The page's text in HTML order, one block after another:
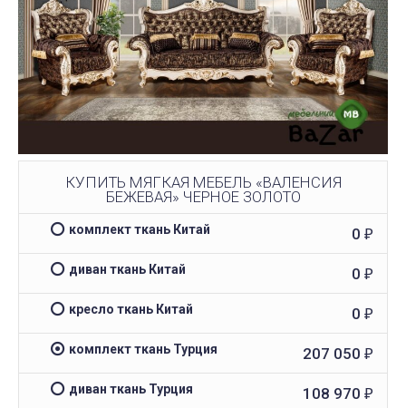
КУПИТЬ МЯГКАЯ МЕБЕЛЬ «ВАЛЕНСИЯ
БЕЖЕВАЯ» ЧЕРНОЕ ЗОЛОТО
комплект ткань Китай 0 ₽
диван ткань Китай 0 ₽
кресло ткань Китай 0 ₽
комплект ткань Турция 207 050 ₽
диван ткань Турция 108 970 ₽